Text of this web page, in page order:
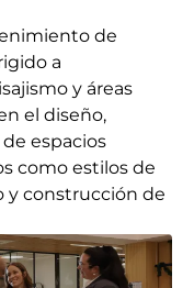
de
a
y áreas
el diseño,
espacios
como estilos de
y construcción de